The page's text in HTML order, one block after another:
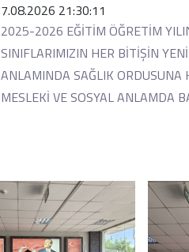
7.08.2026 21:30:11
2025-2026 EĞİTİM ÖĞRETİM
SINIFLARIMIZIN HER BİTİŞİN
ANLAMINDA SAĞLIK ORDUSUNA
MESLEKİ VE SOSYAL ANLAMDA